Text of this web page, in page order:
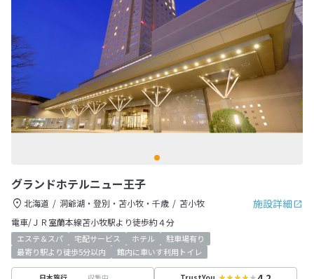
グランドホテルニュー王子
施設詳細
北海道 洞爺湖・登別・苫小牧・千歳
苫小牧
電車/ＪＲ室蘭本線苫小牧駅より徒歩約４分
エステ＆スパ 宅配サービス ホテル
駐車場有り
最寄り駅より徒歩5分以内
館内に車いす利用トイレ
収集中